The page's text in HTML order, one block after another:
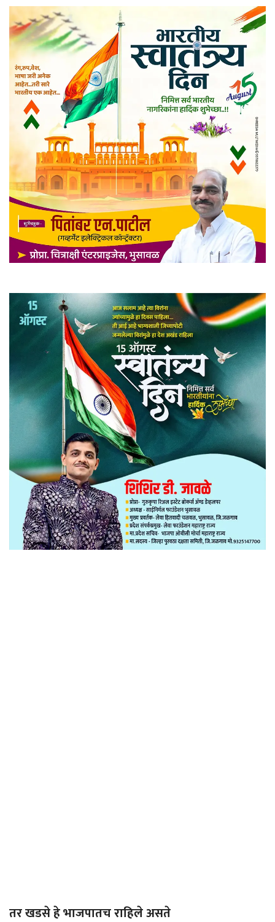
तर खडसे हे भाजपातच राहिले असते